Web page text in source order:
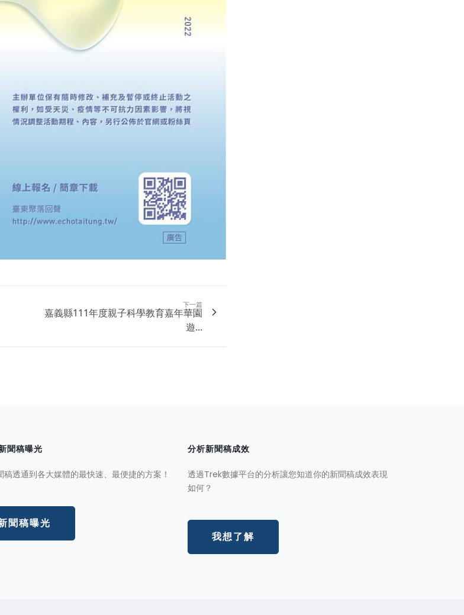
下一篇
嘉義縣111年度親子科學教育嘉年華園
遊...
聞稿曝光
稿透通到各大媒體的最快速、最便捷的方案！
聞稿曝光
分析新聞稿成效
透過Trek數據平台的分析讓您知道你的新聞稿成效表現
如何？
我想了解